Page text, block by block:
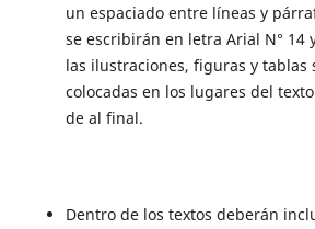
un espaciado entre líneas y
se escribirán en letra Arial N° 14
las ilustraciones, figuras y tablas
colocadas en los lugares del
de al final.
Dentro de los textos deberán